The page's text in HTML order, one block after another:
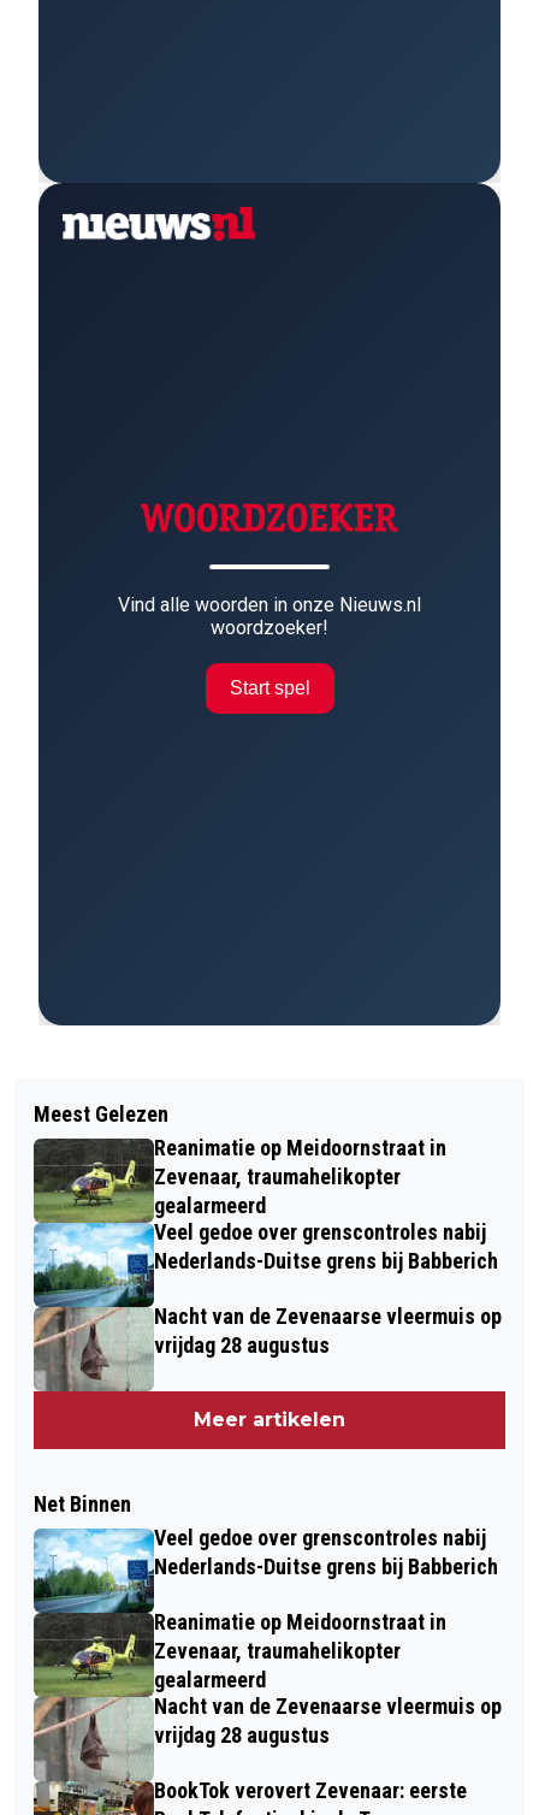
Meest Gelezen
Reanimatie op Meidoornstraat in
Zevenaar, traumahelikopter
gealarmeerd
Veel gedoe over grenscontroles nabij
Nederlands-Duitse grens bij Babberich
Nacht van de Zevenaarse vleermuis op
vrijdag 28 augustus
Meer artikelen
Net Binnen
Veel gedoe over grenscontroles nabij
Nederlands-Duitse grens bij Babberich
Reanimatie op Meidoornstraat in
Zevenaar, traumahelikopter
gealarmeerd
Nacht van de Zevenaarse vleermuis op
vrijdag 28 augustus
BookTok verovert Zevenaar: eerste